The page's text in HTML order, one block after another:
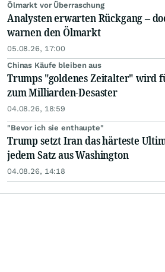
Ölmarkt vor Überraschung
Analysten erwarten Rückgang –
warnen den Ölmarkt
05.08.26, 17:00
Chinas Käufe bleiben aus
Trumps "goldenes Zeitalter" wird
zum Milliarden-Desaster
04.08.26, 18:59
"Bevor ich sie enthaupte"
Trump setzt Iran das härteste
jedem Satz aus Washington
04.08.26, 14:18